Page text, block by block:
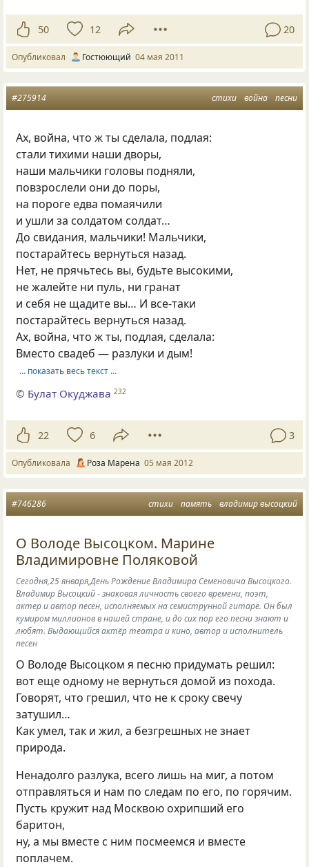
50 12 20
Опубликовал Гостюющий 04 мая 2011
стихи война песни
#275914
Ах, война, что ж ты сделала, подлая:
стали тихими наши дворы,
наши мальчики головы подняли,
повзрослели они до поры,
на пороге едва помаячили
и ушли за солдатом солдат…
До свидания, мальчики! Мальчики,
постарайтесь вернуться назад.
Нет, не прячьтесь вы, будьте высокими,
не жалейте ни пуль, ни гранат
и себя не щадите вы… И все-таки
постарайтесь вернуться назад.
Ах, война, что ж ты, подлая, сделала:
Вместо свадеб — разлуки и дым!
… показать весь текст …
© Булат Окуджава 232
22 6 3
Опубликовала Роза Марена 05 мая 2012
стихи память владимир высоцкий
#746286
О Володе Высоцком. Марине
Владимировне Поляковой
Сегодня,25 января,День Рождение Владимира Семеновича Высоцкого.
Владимир Высоцкий - знаковая личность своего времени, поэт,
актер и автор песен, исполняемых на семиструнной гитаре. Он был
кумиром миллионов в нашей стране, и до сих пор его песни знают и
любят. Выдающийся актёр театра и кино, автор и исполнитель
песен
О Володе Высоцком я песню придумать решил:
вот еще одному не вернуться домой из похода.
Говорят, что грешил, что не к сроку свечу
затушил…
Как умел, так и жил, а безгрешных не знает
природа.
Ненадолго разлука, всего лишь на миг, а потом
отправляться и нам по следам по его, по горячим.
Пусть кружит над Москвою охрипший его
баритон,
ну, а мы вместе с ним посмеемся и вместе
поплачем.